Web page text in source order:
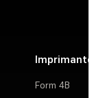
Form 4B